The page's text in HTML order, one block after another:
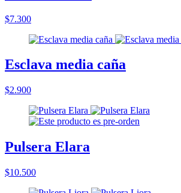
$7.300
Esclava media caña
$2.900
Pulsera Elara
$10.500